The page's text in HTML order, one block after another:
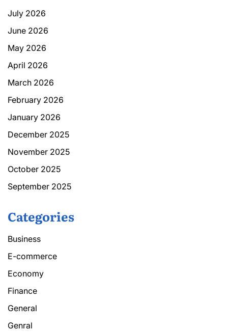
July 2026
June 2026
May 2026
April 2026
March 2026
February 2026
January 2026
December 2025
November 2025
October 2025
September 2025
Categories
Business
E-commerce
Economy
Finance
General
Genral